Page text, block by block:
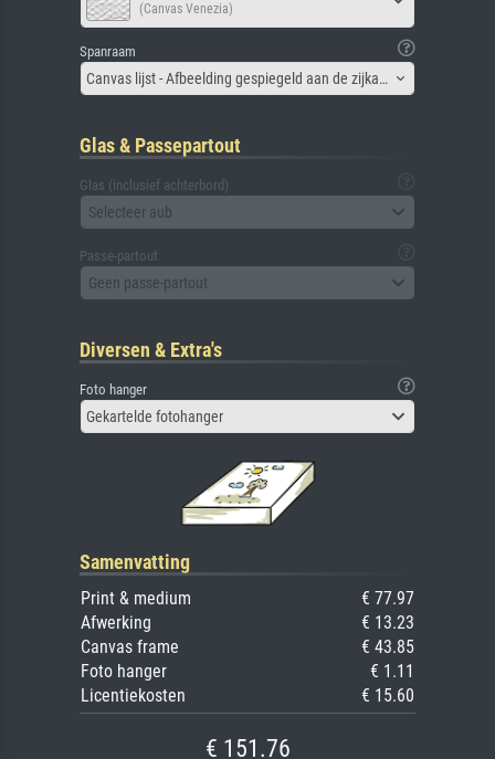
(Canvas Venezia)
Spanraam
Canvas lijst - Afbeelding gespiegeld aan de zijkant
Glas & Passepartout
Glas (inclusief achterbord)
Selecteer aub
Passe-partout
Geen passe-partout
Diversen & Extra's
Foto hanger
Gekartelde fotohanger
Samenvatting
Print & medium
€ 77.97
Afwerking
€ 13.23
Canvas frame
€ 43.85
Foto hanger
€ 1.11
Licentiekosten
€ 15.60
€ 151.76